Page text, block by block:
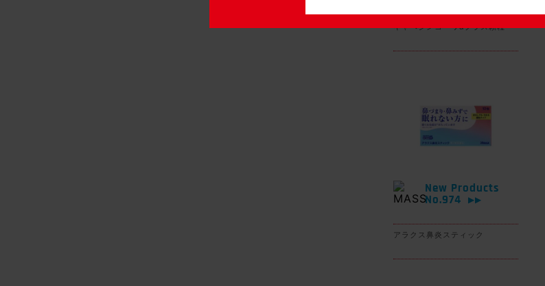
キャベジンコーワαプラス顆粒
New Products
No.974
▶▶
アラクス鼻炎スティック